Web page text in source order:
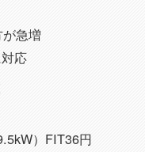
急増
応
）FIT36円